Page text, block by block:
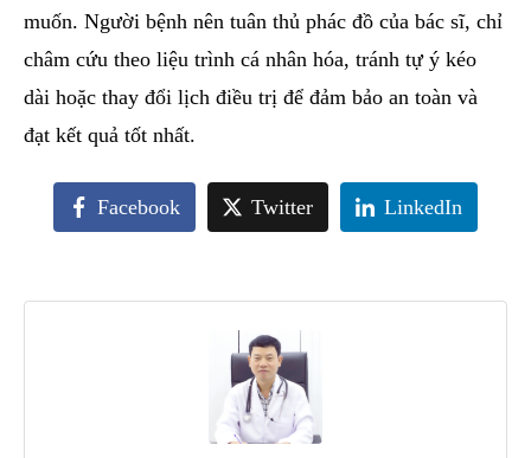
muốn. Người bệnh nên tuân thủ phác đồ của bác sĩ, chỉ
châm cứu theo liệu trình cá nhân hóa, tránh tự ý kéo
dài hoặc thay đổi lịch điều trị để đảm bảo an toàn và
đạt kết quả tốt nhất.
Facebook Twitter LinkedIn